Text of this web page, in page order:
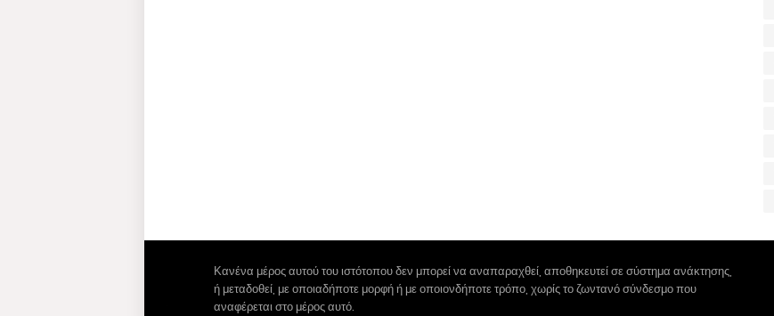
Κανένα μέρος αυτού του ιστότοπου δεν μπορεί να αναπαραχθεί, αποθηκευτεί σε σύστημα ανάκτησης,
ή μεταδοθεί, με οποιαδήποτε μορφή ή με οποιονδήποτε τρόπο, χωρίς το ζωντανό σύνδεσμο που
αναφέρεται στο μέρος αυτό.